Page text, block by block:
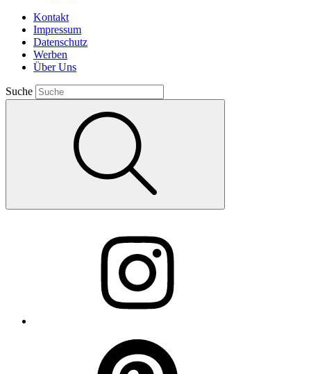
Kontakt
Impressum
Datenschutz
Werben
Über Uns
Suche